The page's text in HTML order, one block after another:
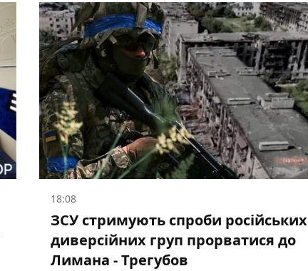
18:08
ЗСУ стримують спроби російських
диверсійних груп прорватися до
Лимана - Трегубов